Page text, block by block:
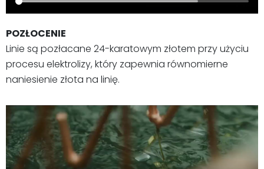
POZŁOCENIE
Linie są pozłacane 24-karatowym złotem przy użyciu
procesu elektrolizy, który zapewnia równomierne
naniesienie złota na linię.